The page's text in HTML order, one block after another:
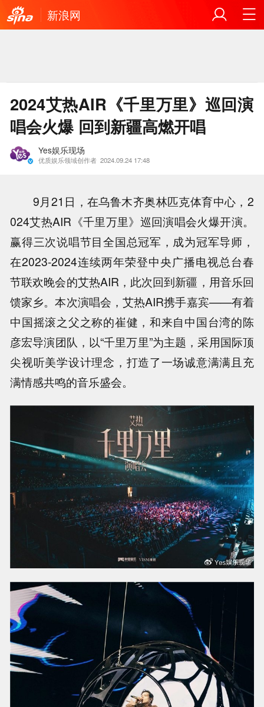
新浪网
2024艾热AIR《千里万里》巡回演
唱会火爆 回到新疆高燃开唱
Yes娱乐现场
优质娱乐领域创作者 2024.09.24 17:48
9月21日，在乌鲁木齐奥林匹克体育中心，2
024艾热AIR《千里万里》巡回演唱会火爆开演。
赢得三次说唱节目全国总冠军，成为冠军导师，
在2023-2024连续两年荣登中央广播电视总台春
节联欢晚会的艾热AIR，此次回到新疆，用音乐回
馈家乡。本次演唱会，艾热AIR携手嘉宾——有着
中国摇滚之父之称的崔健，和来自中国台湾的陈
彦宏导演团队，以“千里万里”为主题，采用国际顶
尖视听美学设计理念，打造了一场诚意满满且充
满情感共鸣的音乐盛会。